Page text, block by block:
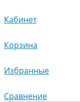
Кабинет
Корзина
Избранные
Сравнение